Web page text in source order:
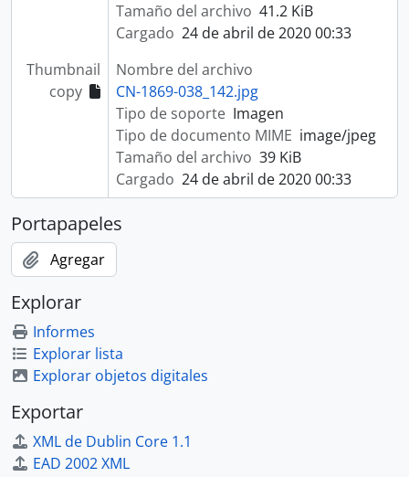
Tamaño del archivo 41.2 KiB
Cargado 24 de abril de 2020 00:33
Thumbnail
copy
Nombre del archivo
CN-1869-038_142.jpg
Tipo de soporte Imagen
Tipo de documento MIME image/jpeg
Tamaño del archivo 39 KiB
Cargado 24 de abril de 2020 00:33
Portapapeles
Agregar
Explorar
Informes
Explorar lista
Explorar objetos digitales
Exportar
XML de Dublin Core 1.1
EAD 2002 XML